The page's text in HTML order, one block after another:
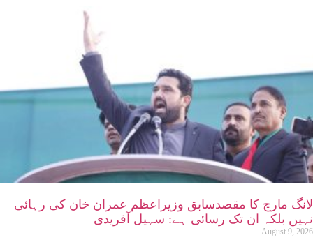
لانگ مارچ کا مقصدسابق وزیراعظم عمران خان کی رہائی
نہیں بلکہ ان تک رسائی ہے: سہیل آفریدی
August 9, 2026